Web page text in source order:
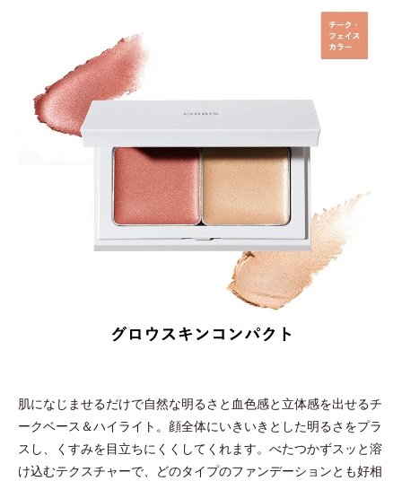
肌になじませるだけで自然な明るさと血色感と立体感を出せるチ
ークベース＆ハイライト。顔全体にいきいきとした明るさをプラ
スし、くすみを目立ちにくくしてくれます。べたつかずスッと溶
け込むテクスチャーで、どのタイプのファンデーションとも好相